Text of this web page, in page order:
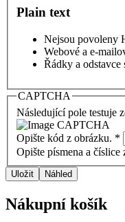
Plain text
Nejsou povoleny
Webové a e-
Řádky a odstavce
CAPTCHA
Následující pole testuje
Opište kód z obrázku. *
Opište písmena a číslice
Nákupní košík